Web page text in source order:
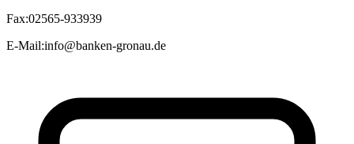
Fax:02565-933939
E-Mail:info@banken-gronau.de